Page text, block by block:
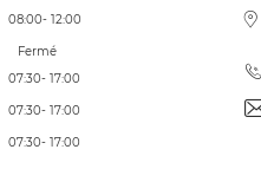
08:00- 12:00
Fermé
07:30- 17:00
07:30- 17:00
07:30- 17:00